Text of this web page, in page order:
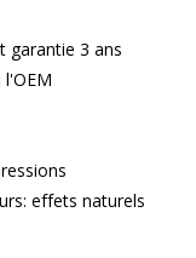
garantie 3 ans
effets naturels